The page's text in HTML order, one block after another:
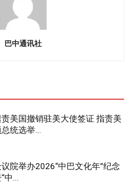
巴中通讯社
美国撤销驻美大使签证 指责美
统选举...
院举办2026“中巴文化年”纪念
中...